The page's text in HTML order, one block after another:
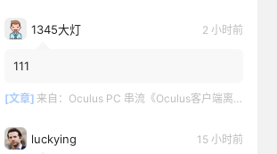
1345大灯 2 小时前
111
[文章] 来自： Oculus PC 串流《Oculus客户端离线版》最新版下载
luckying 15 小时前